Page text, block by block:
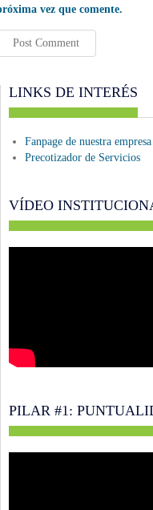
vez que comente.
LINKS DE INTERÉS
Fanpage de nuestra empresa
Precotizador de Servicios
VÍDEO
PILAR #1: